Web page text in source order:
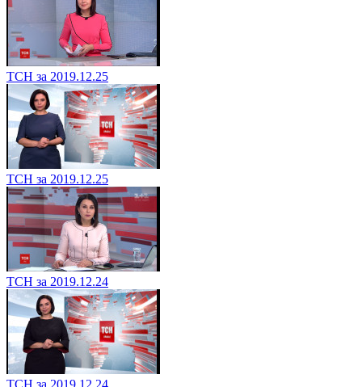
ТСН за 2019.12.25
ТСН за 2019.12.25
ТСН за 2019.12.24
ТСН за 2019.12.24